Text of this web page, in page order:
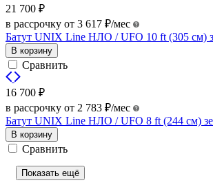
21 700 ₽
в рассрочку от 3 617 ₽/мес
Батут UNIX Line НЛО / UFO 10 ft (305 см)
В корзину
Сравнить
16 700 ₽
в рассрочку от 2 783 ₽/мес
Батут UNIX Line НЛО / UFO 8 ft (244 см)
В корзину
Сравнить
Показать ещё